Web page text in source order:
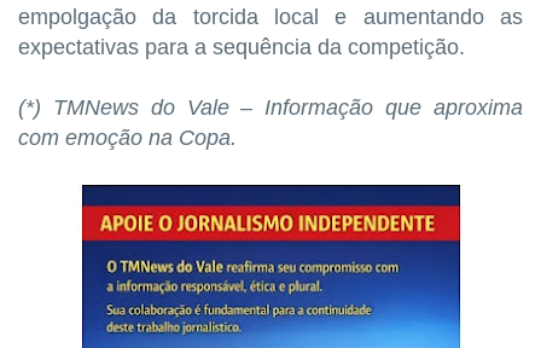
empolgação da torcida local e aumentando as
expectativas para a sequência da competição.
(*) TMNews do Vale – Informação que aproxima
com emoção na Copa.